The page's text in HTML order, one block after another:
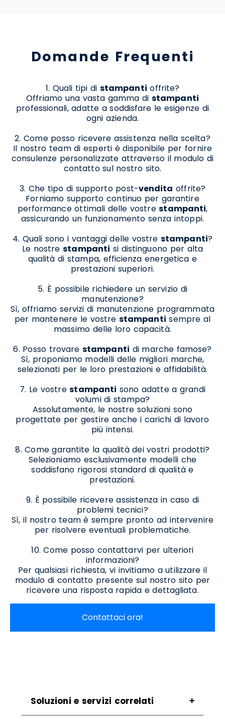
Domande Frequenti
1. Quali tipi di stampanti offrite?
Offriamo una vasta gamma di stampanti
professionali, adatte a soddisfare le esigenze di
ogni azienda.
2. Come posso ricevere assistenza nella scelta?
Il nostro team di esperti è disponibile per fornire
consulenze personalizzate attraverso il modulo di
contatto sul nostro sito.
3. Che tipo di supporto post-vendita offrite?
Forniamo supporto continuo per garantire
performance ottimali delle vostrestampanti,
assicurando un funzionamento senza intoppi.
4. Quali sono i vantaggi delle vostre stampanti?
Le nostrestampanti si distinguono per alta
qualità di stampa, efficienza energetica e
prestazioni superiori.
5. È possibile richiedere un servizio di
manutenzione?
Sì, offriamo servizi di manutenzione programmata
per mantenere le vostre stampanti sempre al
massimo delle loro capacità.
6. Posso trovare stampanti di marche famose?
Sì, proponiamo modelli delle migliori marche,
selezionati per le loro prestazioni e affidabilità.
7. Le vostrestampanti sono adatte a grandi
volumi di stampa?
Assolutamente, le nostre soluzioni sono
progettate per gestire anche i carichi di lavoro
più intensi.
8. Come garantite la qualità dei vostri prodotti?
Selezioniamo esclusivamente modelli che
soddisfano rigorosi standard di qualità e
prestazioni.
9. È possibile ricevere assistenza in caso di
problemi tecnici?
Sì, il nostro team è sempre pronto ad intervenire
per risolvere eventuali problematiche.
10. Come posso contattarvi per ulteriori
informazioni?
Per qualsiasi richiesta, vi invitiamo a utilizzare il
modulo di contatto presente sul nostro sito per
ricevere una risposta rapida e dettagliata.
Contattaci ora!
Soluzioni e servizi correlati